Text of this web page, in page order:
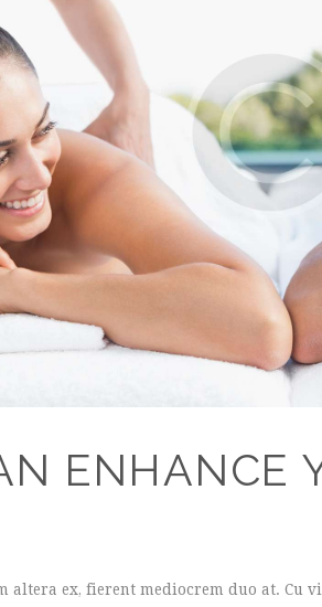
ENHANCE
altera ex, fierent mediocrem duo at.